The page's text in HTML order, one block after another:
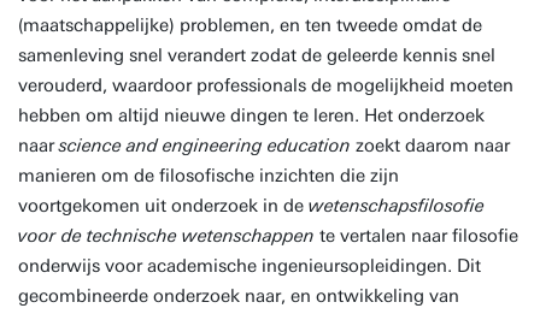
(maatschappelijke) problemen, en ten tweede omdat de
samenleving snel verandert zodat de geleerde kennis snel
verouderd, waardoor professionals de mogelijkheid moeten
hebben om altijd nieuwe dingen te leren. Het onderzoek
naarscience and engineering education zoekt daarom naar
manieren om de filosofische inzichten die zijn
voortgekomen uit onderzoek in de wetenschapsfilosofie
voor de technische wetenschappen te vertalen naar filosofie
onderwijs voor academische ingenieursopleidingen. Dit
gecombineerde onderzoek naar, en ontwikkeling van